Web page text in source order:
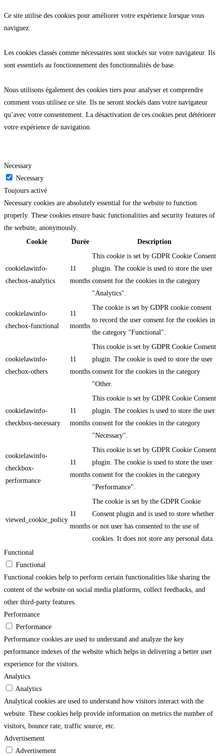
Ce site utilise des cookies pour améliorer votre expérience lorsque vous
naviguez.
Les cookies classés comme nécessaires sont stockés sur votre navigateur. Ils
sont essentiels au fonctionnement des fonctionnalités de base.
Nous utilisons également des cookies tiers pour analyser et comprendre
comment vous utilisez ce site. Ils ne seront stockés dans votre navigateur
qu’avec votre consentement. La désactivation de ces cookies peut détériorer
votre expérience de navigation.
Necessary
Necessary
Toujours activé
Necessary cookies are absolutely essential for the website to function
properly. These cookies ensure basic functionalities and security features of
the website, anonymously.
Cookie
Durée Description
cookielawinfo-
checbox-analytics
11
months
This cookie is set by GDPR Cookie Consent
plugin. The cookie is used to store the user
consent for the cookies in the category
"Analytics".
cookielawinfo-
checbox-functional
11
months
The cookie is set by GDPR cookie consent
to record the user consent for the cookies in
the category "Functional".
cookielawinfo-
checbox-others
11
months
This cookie is set by GDPR Cookie Consent
plugin. The cookie is used to store the user
consent for the cookies in the category
"Other.
cookielawinfo-
checkbox-necessary
11
months
This cookie is set by GDPR Cookie Consent
plugin. The cookies is used to store the user
consent for the cookies in the category
"Necessary".
cookielawinfo-
checkbox-
performance
11
months
This cookie is set by GDPR Cookie Consent
plugin. The cookie is used to store the user
consent for the cookies in the category
"Performance".
viewed_cookie_policy
11
months
The cookie is set by the GDPR Cookie
Consent plugin and is used to store whether
or not user has consented to the use of
cookies. It does not store any personal data.
Functional
Functional
Functional cookies help to perform certain functionalities like sharing the
content of the website on social media platforms, collect feedbacks, and
other third-party features.
Performance
Performance
Performance cookies are used to understand and analyze the key
performance indexes of the website which helps in delivering a better user
experience for the visitors.
Analytics
Analytics
Analytical cookies are used to understand how visitors interact with the
website. These cookies help provide information on metrics the number of
visitors, bounce rate, traffic source, etc.
Advertisement
Advertisement